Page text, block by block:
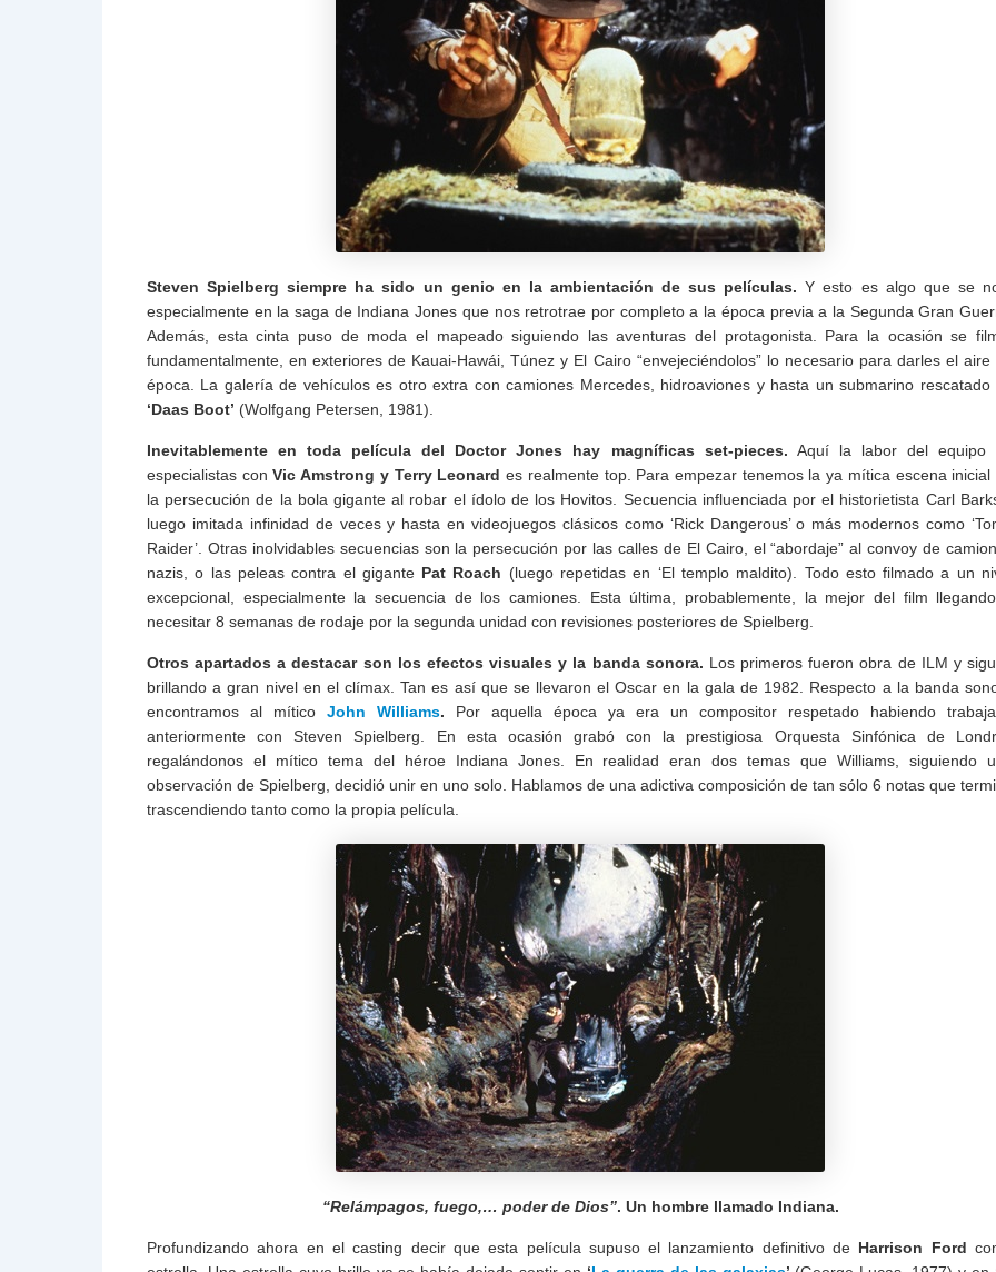
Steven Spielberg siempre ha sido un genio en la ambientación de sus películas. Y esto es algo que se
especialmente en la saga de Indiana Jones que nos retrotrae por completo a la época previa a la Segunda Gran
Además, esta cinta puso de moda el mapeado siguiendo las aventuras del protagonista. Para la ocasión se
fundamentalmente, en exteriores de Kauai-Hawái, Túnez y El Cairo “envejeciéndolos” lo necesario para darles el aire
época. La galería de vehículos es otro extra con camiones Mercedes, hidroaviones y hasta un submarino rescatado
‘Daas Boot’ (Wolfgang Petersen, 1981).
Inevitablemente en toda película del Doctor Jones hay magníficas set-pieces. Aquí la labor del equipo
especialistas conVic Amstrong y Terry Leonard es realmente top. Para empezar tenemos la ya mítica escena inicial
la persecución de la bola gigante al robar el ídolo de los Hovitos. Secuencia influenciada por el historietista Carl
luego imitada infinidad de veces y hasta en videojuegos clásicos como ‘Rick Dangerous’ o más modernos como
Raider’. Otras inolvidables secuencias son la persecución por las calles de El Cairo, el “abordaje” al convoy de
nazis, o las peleas contra el gigantePat Roach (luego repetidas en ‘El templo maldito). Todo esto filmado a un
excepcional, especialmente la secuencia de los camiones. Esta última, probablemente, la mejor del film
necesitar 8 semanas de rodaje por la segunda unidad con revisiones posteriores de Spielberg.
Otros apartados a destacar son los efectos visuales y la banda sonora. Los primeros fueron obra de ILM y
brillando a gran nivel en el clímax. Tan es así que se llevaron el Oscar en la gala de 1982. Respecto a la banda
encontramos al mítico John Williams. Por aquella época ya era un compositor respetado habiendo
anteriormente con Steven Spielberg. En esta ocasión grabó con la prestigiosa Orquesta Sinfónica de
regalándonos el mítico tema del héroe Indiana Jones. En realidad eran dos temas que Williams, siguiendo
observación de Spielberg, decidió unir en uno solo. Hablamos de una adictiva composición de tan sólo 6 notas que
trascendiendo tanto como la propia película.
“Relámpagos, fuego,… poder de Dios”. Un hombre llamado Indiana.
Profundizando ahora en el casting decir que esta película supuso el lanzamiento definitivo de Harrison Ford